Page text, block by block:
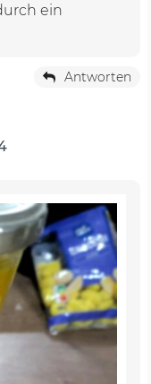
ein
Antworten